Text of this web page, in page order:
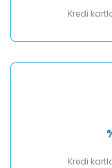
Kredi
Kredi